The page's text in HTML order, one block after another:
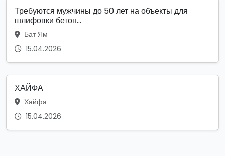
Требуются мужчины до 50 лет на объекты для
шлифовки бетон...
Бат Ям
15.04.2026
ХАЙФА
Хайфа
15.04.2026